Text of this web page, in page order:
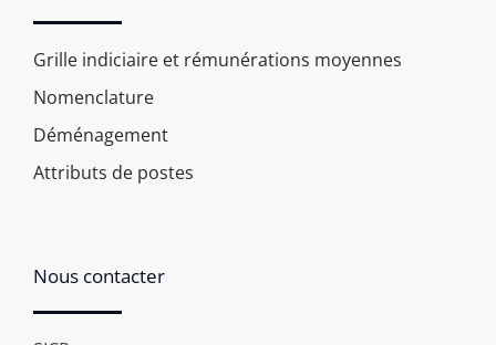
Grille indiciaire et rémunérations moyennes
Nomenclature
Déménagement
Attributs de postes
Nous contacter